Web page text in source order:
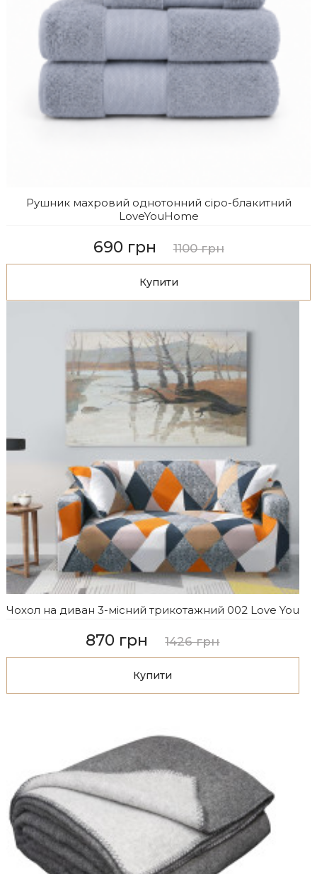
Рушник махровий однотонний сіро-блакитний
LoveYouHome
690 грн 1100 грн
Купити
Чохол на диван 3-місний трикотажний 002 Love You
870 грн 1426 грн
Купити